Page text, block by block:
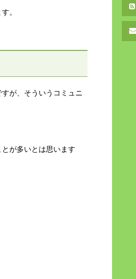
。
が、そういうコミュニ
が多いとは思います